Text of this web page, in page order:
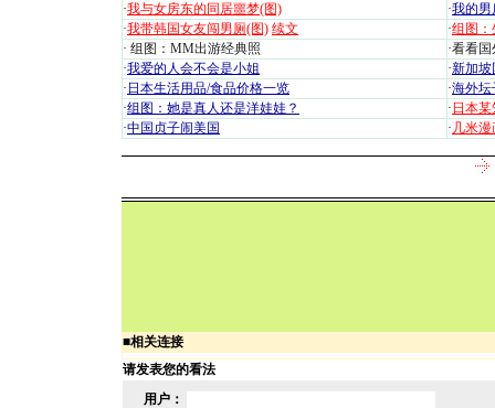
·我与女房东的同居噩梦(图) ·我的男
·我带韩国女友闯男厕(图) 续文 ·组图：
· 组图：MM出游经典照 ·看看国
·我爱的人会不会是小姐 ·新加坡
· 日本生活用品/食品价格一览 ·海外坛
·组图：她是真人还是洋娃娃？ · 日本
·中国贞子闹美国 · 几米
■相关连接
请发表您的看法
用户：